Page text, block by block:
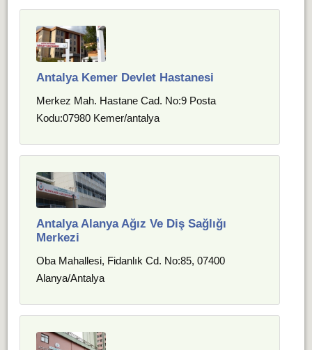
Antalya Kemer Devlet Hastanesi
Merkez Mah. Hastane Cad. No:9 Posta
Kodu:07980 Kemer/antalya
Antalya Alanya Ağız Ve Diş Sağlığı
Merkezi
Oba Mahallesi, Fidanlık Cd. No:85, 07400
Alanya/Antalya